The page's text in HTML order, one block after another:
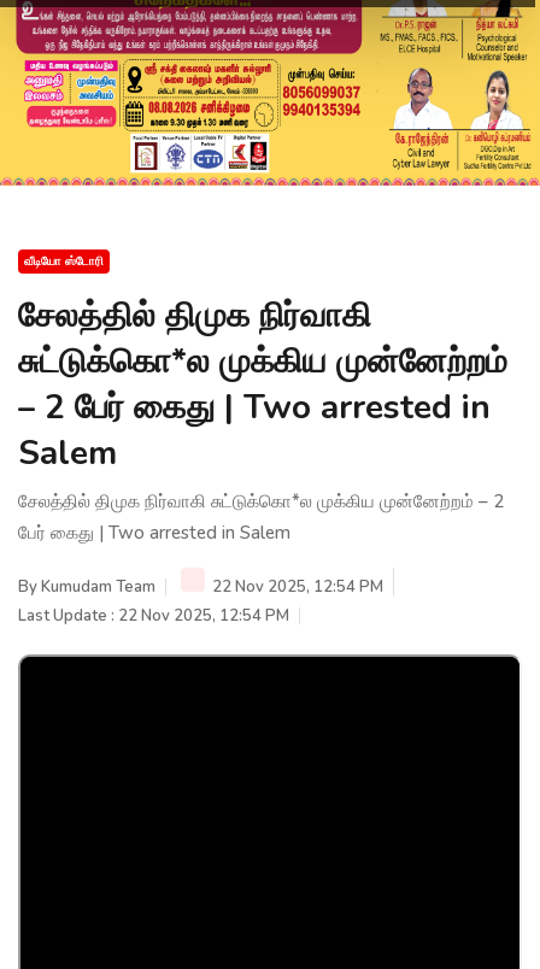
வீடியோ ஸ்டோரி
சேலத்தில் திமுக நிர்வாகி
சுட்டுக்கொ*ல முக்கிய முன்னேற்றம்
– 2 பேர் கைது | Two arrested in
Salem
சேலத்தில் திமுக நிர்வாகி சுட்டுக்கொ*ல முக்கிய முன்னேற்றம் – 2
பேர் கைது | Two arrested in Salem
ByKumudam Team
22 Nov 2025, 12:54 PM
Last Update : 22 Nov 2025, 12:54 PM